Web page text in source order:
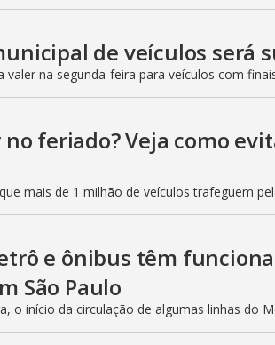
de veículos será
valer na segunda-feira para veículos com
no feriado? Veja como
mais de 1 milhão de veículos trafeguem
e ônibus têm
São Paulo
o início da circulação de algumas linhas do